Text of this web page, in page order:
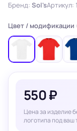
Бренд: Sol'sАртикул:
Цвет / модификации
550 ₽
Цена за изделие
логотипа под ваш